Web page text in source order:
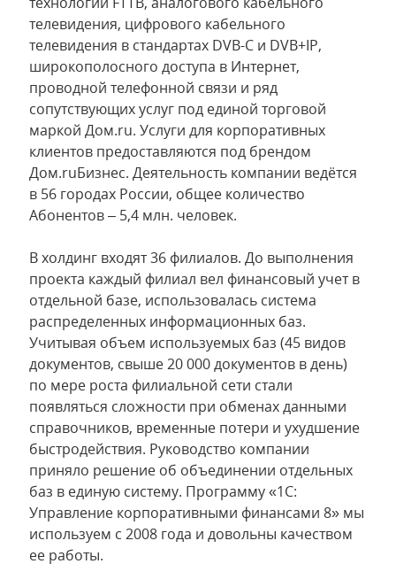
телевидения, цифрового кабельного
телевидения в стандартах DVB-C и DVB+IP,
широкополосного доступа в Интернет,
проводной телефонной связи и ряд
сопутствующих услуг под единой торговой
маркой Дом.ru. Услуги для корпоративных
клиентов предоставляются под брендом
Дом.ruБизнес. Деятельность компании ведётся
в 56 городах России, общее количество
Абонентов – 5,4 млн. человек.
В холдинг входят 36 филиалов. До выполнения
проекта каждый филиал вел финансовый учет в
отдельной базе, использовалась система
распределенных информационных баз.
Учитывая объем используемых баз (45 видов
документов, свыше 20 000 документов в день)
по мере роста филиальной сети стали
появляться сложности при обменах данными
справочников, временные потери и ухудшение
быстродействия. Руководство компании
приняло решение об объединении отдельных
баз в единую систему. Программу «1С:
Управление корпоративными финансами 8» мы
используем с 2008 года и довольны качеством
ее работы.